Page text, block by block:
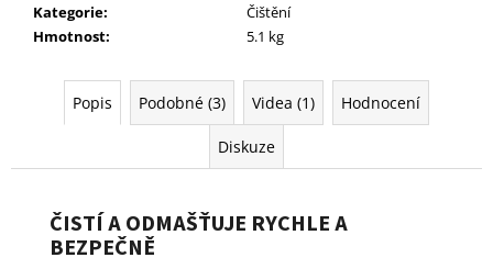
Kategorie:
Čištění
Hmotnost: 5.1 kg
Popis Podobné (3) Videa (1) Hodnocení
Diskuze
ČISTÍ A ODMAŠŤUJE RYCHLE A
BEZPEČNĚ